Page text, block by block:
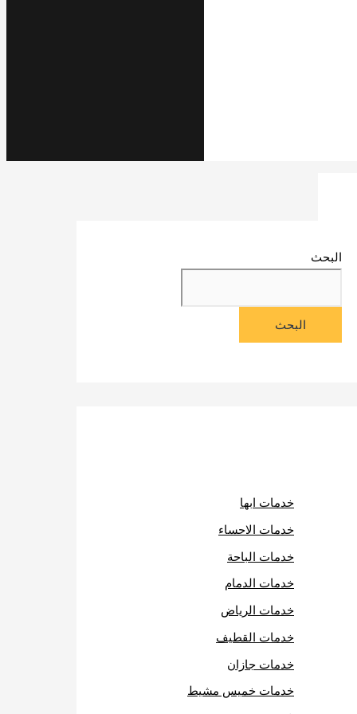
البحث
البحث
خدمات ابها
خدمات الاحساء
خدمات الباحة
خدمات الدمام
خدمات الرياض
خدمات القطيف
خدمات جازان
خدمات خميس مشيط